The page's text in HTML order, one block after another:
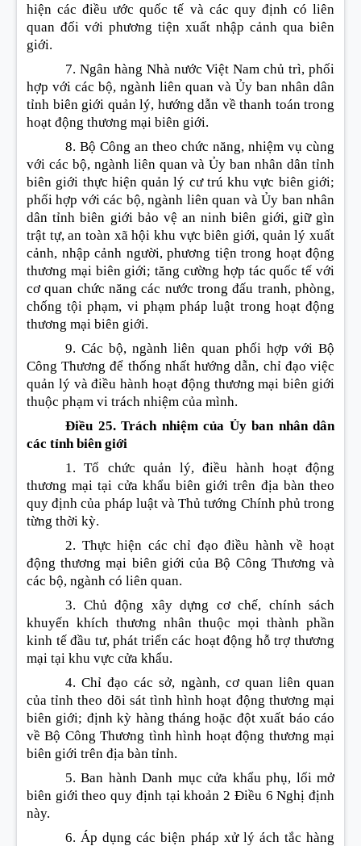
hiện các điều ước quốc tế và các quy định có liên
quan đối với phương tiện xuất nhập cảnh qua biên
giới.
7. Ngân hàng Nhà nước Việt Nam chủ trì, phối
hợp với các bộ, ngành liên quan và Ủy ban nhân dân
tỉnh biên giới quản lý, hướng dẫn về thanh toán trong
hoạt động thương mại biên giới.
8. Bộ Công an theo chức năng, nhiệm vụ cùng
với các bộ, ngành liên quan và Ủy ban nhân dân tỉnh
biên giới thực hiện quản lý cư trú khu vực biên giới;
phối hợp với các bộ, ngành liên quan và Ủy ban nhân
dân tỉnh biên giới bảo vệ an ninh biên giới, giữ gìn
trật tự, an toàn xã hội khu vực biên giới, quản lý xuất
cảnh, nhập cảnh người, phương tiện trong hoạt động
thương mại biên giới; tăng cường hợp tác quốc tế với
cơ quan chức năng các nước trong đấu tranh, phòng,
chống tội phạm, vi phạm pháp luật trong hoạt động
thương mại biên giới.
9. Các bộ, ngành liên quan phối hợp với Bộ
Công Thương để thống nhất hướng dẫn, chỉ đạo việc
quản lý và điều hành hoạt động thương mại biên giới
thuộc phạm vi trách nhiệm của mình.
Điều 25. Trách nhiệm của Ủy ban nhân dân
các tỉnh biên giới
1. Tổ chức quản lý, điều hành hoạt động
thương mại tại cửa khẩu biên giới trên địa bàn theo
quy định của pháp luật và Thủ tướng Chính phủ trong
từng thời kỳ.
2. Thực hiện các chỉ đạo điều hành về hoạt
động thương mại biên giới của Bộ Công Thương và
các bộ, ngành có liên quan.
3. Chủ động xây dựng cơ chế, chính sách
khuyến khích thương nhân thuộc mọi thành phần
kinh tế đầu tư, phát triển các hoạt động hỗ trợ thương
mại tại khu vực cửa khẩu.
4. Chỉ đạo các sở, ngành, cơ quan liên quan
của tỉnh theo dõi sát tình hình hoạt động thương mại
biên giới; định kỳ hàng tháng hoặc đột xuất báo cáo
về Bộ Công Thương tình hình hoạt động thương mại
biên giới trên địa bàn tỉnh.
5. Ban hành Danh mục cửa khẩu phụ, lối mở
biên giới theo quy định tại khoản 2 Điều 6 Nghị định
này.
6. Áp dụng các biện pháp xử lý ách tắc hàng